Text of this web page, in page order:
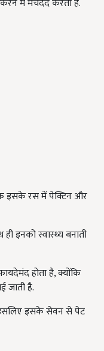
में मचदद करती है.
इसके रस में पेक्टिन और
इनको स्वास्थ्य बनाती
होता है, क्योंकि
जाती है.
इसके सेवन से पेट